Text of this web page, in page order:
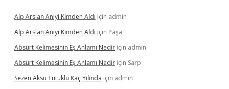
Alp Arslan Aniyi Kimden Aldı için admin
Alp Arslan Aniyi Kimden Aldı için Paşa
Absürt Kelimesinin Eş Anlamı Nedir için admin
Absürt Kelimesinin Eş Anlamı Nedir için Sarp
Sezen Aksu Tutuklu Kaç Yılında için admin